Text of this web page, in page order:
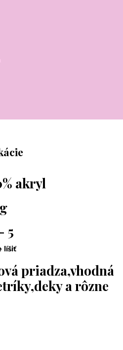
akryl
5
líšiť
priadza,vhodná
a rôzne